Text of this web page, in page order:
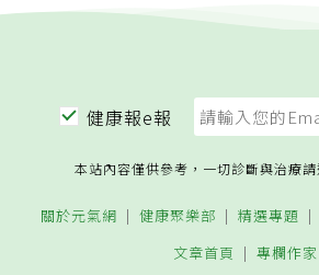
健康報e報
本站內容僅供參考，一切診斷與治療請
關於元氣網 健康聚樂部 精選專題
文章首頁
專欄作家